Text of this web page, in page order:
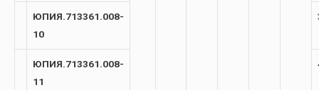
ЮПИЯ.713361.008-
10
ЮПИЯ.713361.008-
11